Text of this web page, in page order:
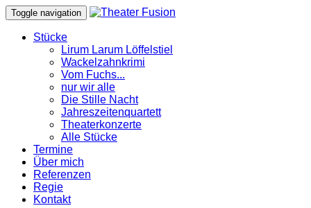
Toggle navigation
Stücke
Lirum Larum Löffelstiel
Wackelzahnkrimi
Vom Fuchs...
nur wir alle
Die Stille Nacht
Jahreszeitenquartett
Theaterkonzerte
Alle Stücke
Termine
Über mich
Referenzen
Regie
Kontakt